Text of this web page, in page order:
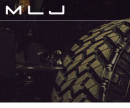
MLJ /
SNS
COMPANY
CONTACT US